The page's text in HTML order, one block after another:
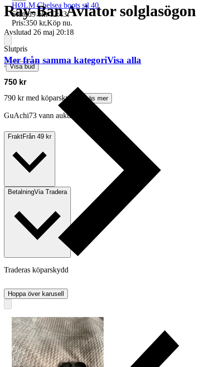
Ray-Ban Aviator solglasögon
Avslutad 26 maj 20:18
Slutpris
∙ Visa bud
750 kr
790 kr med köparskydd.
Läs mer
GuAchi73 vann auktionen
FraktFrån 49 kr
BetalningVia Tradera
Traderas köparskydd
HØLM Chelsea boots stl 40
Sluttid9 okt 12:43.
Pris:350 kr,Köp nu.
Mer från samma kategoriVisa alla
Hoppa över karusell